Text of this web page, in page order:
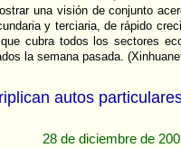
una visión de conjunto
y terciaria, de rápido
cubra todos los sectores
la semana pasada.
autos
28 de diciembre de